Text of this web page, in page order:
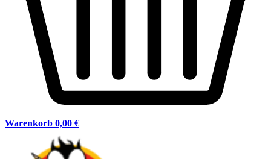
Warenkorb 0,00 €